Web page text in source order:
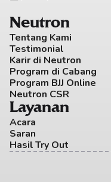
Neutron
Tentang Kami
Testimonial
Karir di Neutron
Program di Cabang
Program BJJ Online
Neutron CSR
Layanan
Acara
Saran
Hasil Try Out